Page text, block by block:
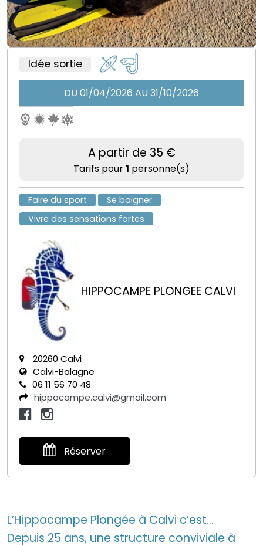
Idée sortie
DU 01/04/2026 AU 31/10/2026
A partir de 35 €
Tarifs pour1 personne(s)
Faire du sport
Se baigner
Vivre des sensations fortes
HIPPOCAMPE PLONGEE CALVI
20260 Calvi
Calvi-Balagne
06 11 56 70 48
hippocampe.calvi@gmail.com
Réserver
L’Hippocampe Plongée à Calvi c’est...
Depuis 25 ans, une structure conviviale à